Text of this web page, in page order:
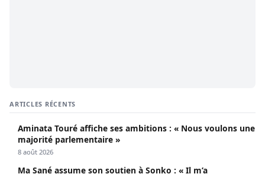
ARTICLES RÉCENTS
Aminata Touré affiche ses ambitions : « Nous voulons une
majorité parlementaire »
8 août 2026
Ma Sané assume son soutien à Sonko : « Il m’a